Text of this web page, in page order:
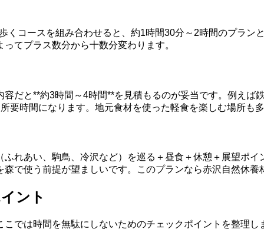
コースを組み合わせると、約1時間30分～2時間のプラン
てプラス数分から十数分変わります。
だと**約3時間～4時間**を見積もるのが妥当です。例え
要時間になります。地元食材を使った軽食を楽しむ場所も
れあい、駒鳥、冷沢など）を巡る＋昼食＋休憩＋展望ポ
で使う前提が望ましいです。このプランなら赤沢自然休
ント
では時間を無駄にしないためのチェックポイントを整理